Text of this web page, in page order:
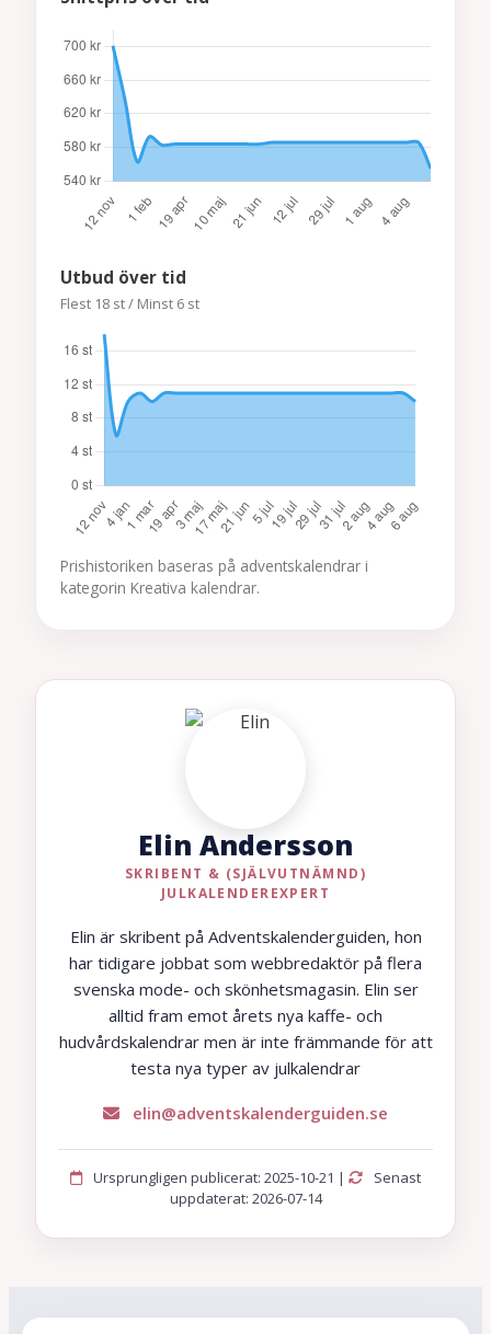
Utbud över tid
Flest 18 st / Minst 6 st
Prishistoriken baseras på adventskalendrar i
kategorin Kreativa kalendrar.
Elin Andersson
SKRIBENT & (SJÄLVUTNÄMND)
JULKALENDEREXPERT
Elin är skribent på Adventskalenderguiden, hon
har tidigare jobbat som webbredaktör på flera
svenska mode- och skönhetsmagasin. Elin ser
alltid fram emot årets nya kaffe- och
hudvårdskalendrar men är inte främmande för att
testa nya typer av julkalendrar
elin@adventskalenderguiden.se
Ursprungligen publicerat: 2025-10-21 |
Senast
uppdaterat: 2026-07-14